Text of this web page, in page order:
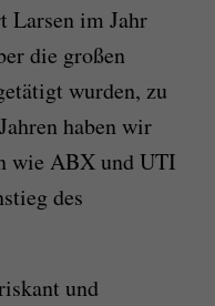
Larsen im Jahr
die großen
wurden, zu
haben wir
wie ABX und UTI
des
und